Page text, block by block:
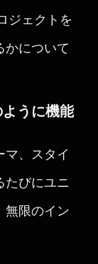
ジェクトを
かについて
ように機能
マ、スタイ
たびにユニ
無限のイン